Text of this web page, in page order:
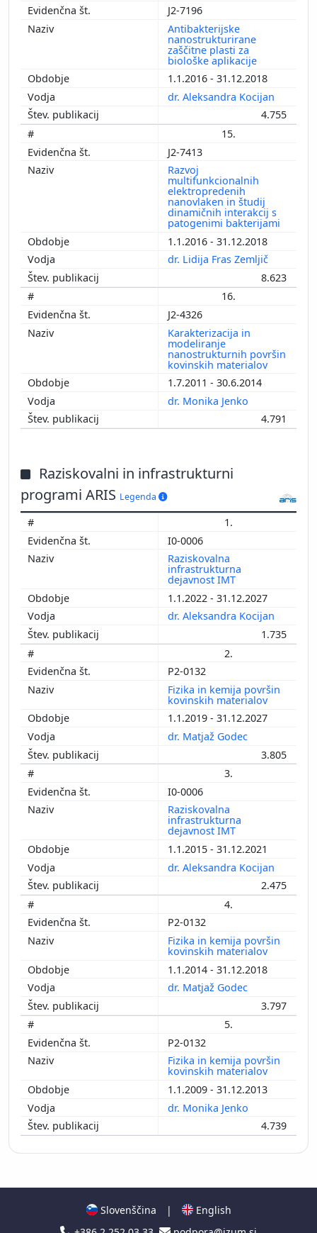
J2-7196
Antibakterijske
nanostrukturirane
zaščitne plasti za
biološke aplikacije
1.1.2016 - 31.12.2018
dr. Aleksandra Kocijan
4.755
15.
J2-7413
Razvoj
multifunkcionalnih
elektropredenih
nanovlaken in študij
dinamičnih interakcij s
patogenimi bakterijami
1.1.2016 - 31.12.2018
dr. Lidija Fras Zemljič
8.623
16.
J2-4326
Karakterizacija in
modeliranje
nanostrukturnih površin
kovinskih materialov
1.7.2011 - 30.6.2014
dr. Monika Jenko
4.791
Raziskovalni in infrastrukturni
programi ARIS Legenda
1.
I0-0006
Raziskovalna
infrastrukturna
dejavnost IMT
1.1.2022 - 31.12.2027
dr. Aleksandra Kocijan
1.735
2.
P2-0132
Fizika in kemija površin
kovinskih materialov
1.1.2019 - 31.12.2027
dr. Matjaž Godec
3.805
3.
I0-0006
Raziskovalna
infrastrukturna
dejavnost IMT
1.1.2015 - 31.12.2021
dr. Aleksandra Kocijan
2.475
4.
P2-0132
Fizika in kemija površin
kovinskih materialov
1.1.2014 - 31.12.2018
dr. Matjaž Godec
3.797
5.
P2-0132
Fizika in kemija površin
kovinskih materialov
1.1.2009 - 31.12.2013
dr. Monika Jenko
4.739
Slovenščina |
English